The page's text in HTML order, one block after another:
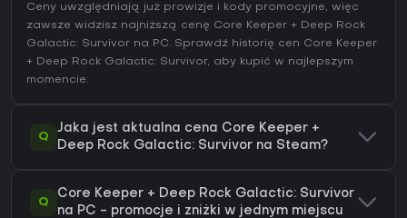
Ceny uwzględniają już prowizje i kody promocyjne, więc
zawsze widzisz najniższą cenę Core Keeper + Deep Rock
Galactic: Survivor na PC. Sprawdź historię cen Core Keeper
+ Deep Rock Galactic: Survivor, aby kupić w najlepszym
momencie.
Q
Jaka jest aktualna cena Core Keeper +
Deep Rock Galactic: Survivor na Steam?
Q
Core Keeper + Deep Rock Galactic: Survivor
na PC - promocje i zniżki w jednym miejscu